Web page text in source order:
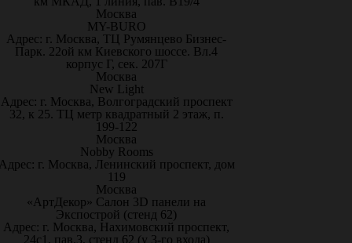
Москва
MY-BURO
Адрес: г. Москва, ТЦ Румянцево Бизнес-
Парк. 22ой км Киевского шоссе. Вл.4
корпус Г, сек. 207Г
Москва
New Light
Адрес: г. Москва, Волгоградский проспект
32, к 25. ТЦ метр квадратный 2 этаж, п.
199-122
Москва
Nobby Rooms
г. Москва, Ленинский проспект, дом
119
Москва
«АртДекор» Салон 3D панели на
Экспострой (стенд 62)
Адрес: г. Москва, Нахимовский проспект,
24с1, пав.3, стенд 62 (у 3-го входа)